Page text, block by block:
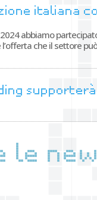
italiana
abbiamo
che il settore
le